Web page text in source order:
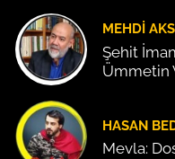
MEHDI
Şehit
Ümmetin
HASAN
Mevla: